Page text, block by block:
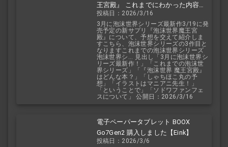
王宮殿』 これまでにわかった内容を
予想を交えて紹介
投稿日：2026/3/16
3月に泡沫世界シリーズ最新作3/19に発
売予定の新サプリ『泡沫世界魔王宮
殿』について、予想を交えて紹介しま
すこちら、泡沫世界シリーズの3作目と
なりますこれまでの泡沫世界シリーズ
泡沫世界シ... 見出し「3月に泡沫世界シ
リーズ最新作！」「これまでの泡沫世
界シリーズ」「『泡沫世界 魔王宮殿』
はどんな本？」「しゃちほこ丸の予
想」「イラストはマニアニ先生！」
「ということで」「ソドワファンフェ
スについて」 公開日：2026/3/16
電子ペーパータブレット BOOX
Go7Gen2 購入しました【Eink】
投稿日：2026/3/6